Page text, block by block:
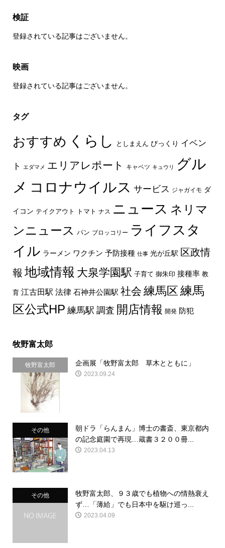
検証
登録されている記事はございません。
映画
登録されている記事はございません。
タグ
おすすめ くらし としまえん びっくり イベン
ト エダマメ エリアレポート キャベツ キュウリ
グル
メ コロナウイルス サービス ジャガイモ ダ
イコン テイクアウト トマト ナス ニュース ネリマ
ンニュース パン ブロッコリー ライフスタ
イル ラーメン ワクチン 予防接種 仕事 光が丘駅 区政情
報 地域情報 大泉学園駅 子育て 御朱印 接種率 教
育 江古田駅 法律 石神井公園駅 社会 練馬区練馬
区公式HP 練馬駅 調査 開店情報 開発 防犯
牧野富太郎
牧野富太郎 企画展「牧野富太郎 草木とともに」
2023.09.24
その他
朝ドラ「らんまん」博士の書斎、東京都内
の記念庭園で再現…蔵書３２００冊...
2023.04.13
その他
牧野富太郎、９３歳でも植物への情熱衰え
ず…「薄給」でも日本中を駆け巡っ...
2023.04.09